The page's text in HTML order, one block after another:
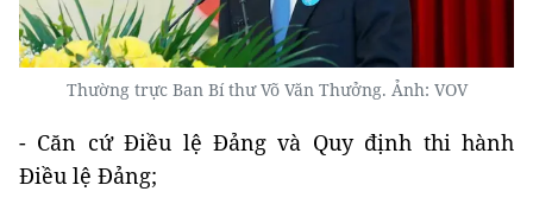
Thường trực Ban Bí thư Võ Văn Thưởng. Ảnh: VOV
- Căn cứ Điều lệ Đảng và Quy định thi hành
Điều lệ Đảng;